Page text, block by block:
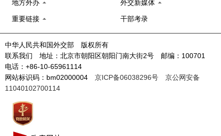
地方外办 外交新媒体
重要链接 干部考录
中华人民共和国外交部 版权所有
联系我们 地址：北京市朝阳区朝阳门南大街2号 邮编：100701
电话：+86-10-65961114
网站标识码：bm02000004 京ICP备06038296号
京公网安备
11040102700114